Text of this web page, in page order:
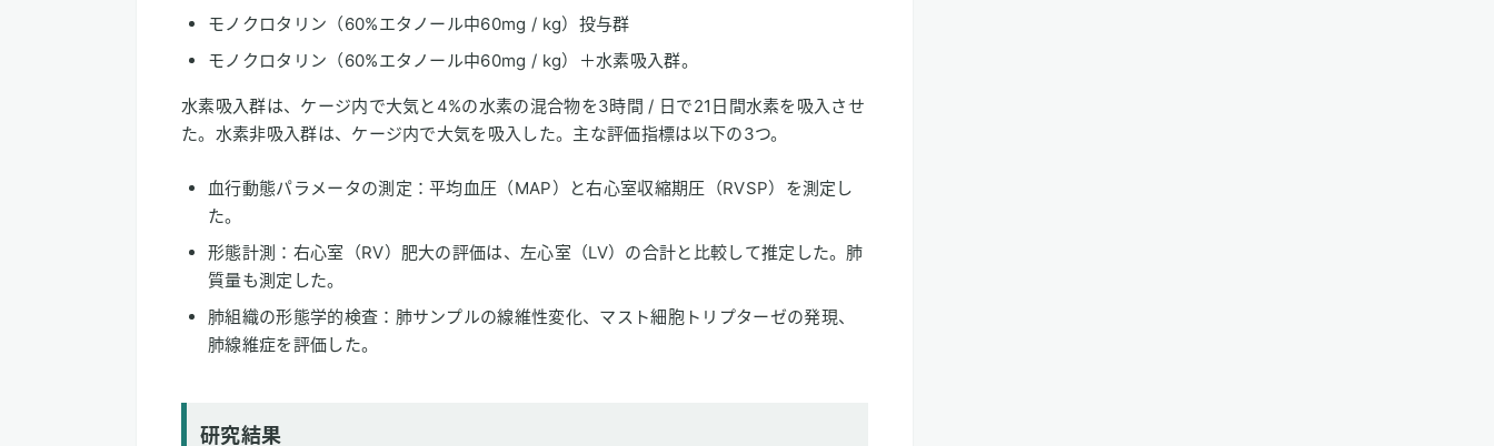
モノクロタリン（60%エタノール中60mg / kg）投与群
モノクロタリン（60%エタノール中60mg / kg）＋水素吸入群。
水素吸入群は、ケージ内で大気と4%の水素の混合物を3時間 / 日で21日間水素を吸入させ
た。水素非吸入群は、ケージ内で大気を吸入した。主な評価指標は以下の3つ。
血行動態パラメータの測定：平均血圧（MAP）と右心室収縮期圧（RVSP）を測定し
た。
形態計測：右心室（RV）肥大の評価は、左心室（LV）の合計と比較して推定した。肺
質量も測定した。
肺組織の形態学的検査：肺サンプルの線維性変化、マスト細胞トリプターゼの発現、
肺線維症を評価した。
研究結果